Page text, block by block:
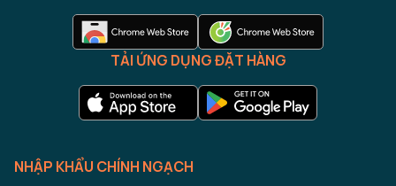
TẢI ỨNG DỤNG ĐẶT HÀNG
NHẬP KHẨU CHÍNH NGẠCH